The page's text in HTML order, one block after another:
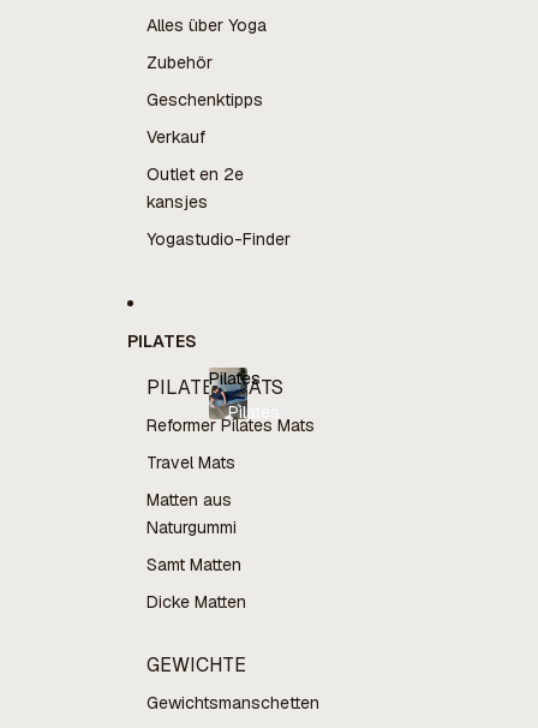
Alles über Yoga
Zubehör
Geschenktipps
Verkauf
Outlet en 2e
kansjes
Yogastudio-Finder
PILATES
PILATES MATS
Reformer Pilates Mats
Travel Mats
Matten aus
Naturgummi
Samt Matten
Dicke Matten
GEWICHTE
Gewichtsmanschetten
Pilates
Pilates